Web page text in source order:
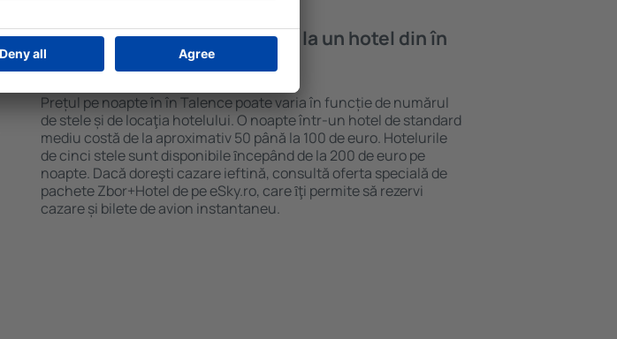
Cât costă o noapte de cazare la un hotel din în
Talence?
Prețul pe noapte în în Talence poate varia în funcție de numărul
de stele și de locaţia hotelului. O noapte într-un hotel de standard
mediu costă de la aproximativ 50 până la 100 de euro. Hotelurile
de cinci stele sunt disponibile ȋncepând de la 200 de euro pe
noapte. Dacă doreşti cazare ieftină, consultă oferta specială de
pachete Zbor+Hotel de pe eSky.ro, care ȋţi permite să rezervi
cazare și bilete de avion instantaneu.